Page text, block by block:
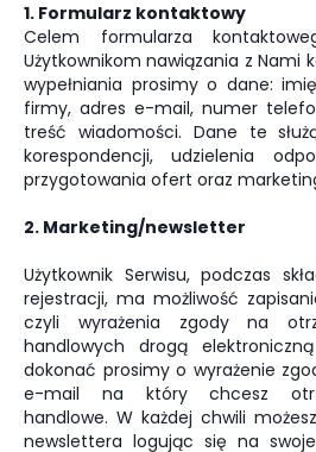
1. Formularz kontaktowy
Celem formularza
Użytkownikom nawiązania z Nami
wypełniania prosimy o dane:
firmy, adres e-mail, numer
treść wiadomości. Dane te
korespondencji, udzielenia
przygotowania ofert oraz
2. Marketing/newsletter
Użytkownik Serwisu, podczas
rejestracji, ma możliwość
czyli wyrażenia zgody na
handlowych drogą
dokonać prosimy o wyrażenie
e-mail na który chcesz
handlowe. W każdej chwili
newslettera logując się na